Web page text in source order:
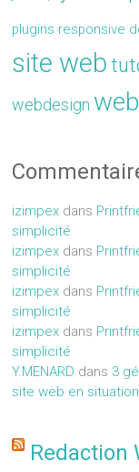
plugins responsive
site web
webdesign
izimpex dans
simplicité
izimpex dans
simplicité
izimpex dans
simplicité
izimpex dans
simplicité
Y.MENARD dans 3
site web en situation
Redaction